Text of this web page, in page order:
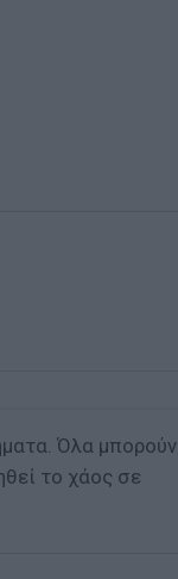
Όλα μπορούν
το χάος σε